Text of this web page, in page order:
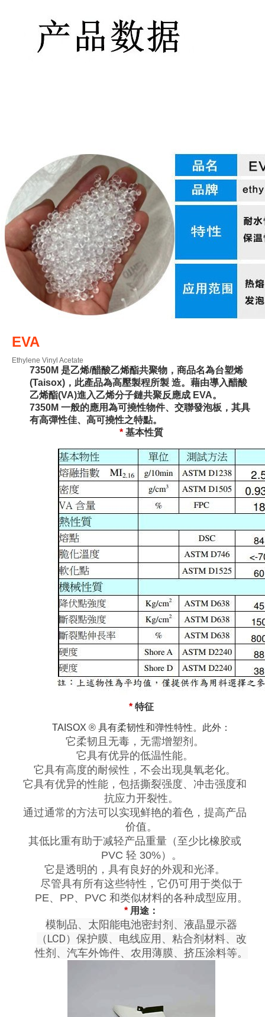
EVA
Ethylene Vinyl Acetate
7350M 是乙烯/醋酸乙烯酯共聚物，商品名為台塑烯
(Taisox)，此產品為高壓製程所製 造。藉由導入醋酸
乙烯酯(VA)進入乙烯分子鏈共聚反應成 EVA。
7350M 一般的應用為可撓性物件、交聯發泡板，其具
有高彈性佳、高可撓性之特點。
* 基本性質
* 特征
TAISOX ® 具有柔韧性和弹性特性。此外：
它柔韧且无毒，无需增塑剂。
它具有优异的低温性能。
它具有高度的耐候性，不会出现臭氧老化。
它具有优异的性能，包括撕裂强度、冲击强度和
抗应力开裂性。
通过通常的方法可以实现鲜艳的着色，提高产品
价值。
其低比重有助于减轻产品重量（至少比橡胶或
PVC 轻 30%）。
它是透明的，具有良好的外观和光泽。
尽管具有所有这些特性，它仍可用于类似于
PE、PP、PVC 和类似材料的各种成型应用。
* 用途：
模制品、太阳能电池密封剂、液晶显示器
（LCD）保护膜、电线应用、粘合剂材料、改
性剂、汽车外饰件、农用薄膜、挤压涂料等。